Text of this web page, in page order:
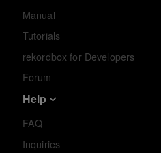
Manual
Tutorials
rekordbox for Developers
Forum
Help
FAQ
Inquiries